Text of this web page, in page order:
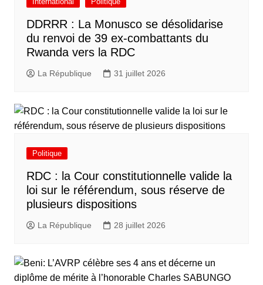
DDRRR : La Monusco se désolidarise
du renvoi de 39 ex-combattants du
Rwanda vers la RDC
La République 31 juillet 2026
Politique
RDC : la Cour constitutionnelle valide la
loi sur le référendum, sous réserve de
plusieurs dispositions
La République 28 juillet 2026